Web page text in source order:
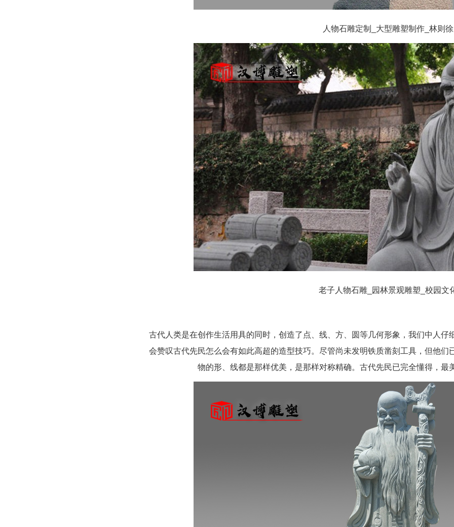
人物石雕定制_大型雕塑制作_林则
老子人物石雕_园林景观雕塑_校园文
古代人类是在创作生活用具的同时，创造了点、线、方、圆等几何形象，我们中人
会赞叹古代先民怎么会有如此高超的造型技巧。尽管尚未发明铁质凿刻工具，但他
物的形、线都是那样优美，是那样对称精确。古代先民已完全懂得，最